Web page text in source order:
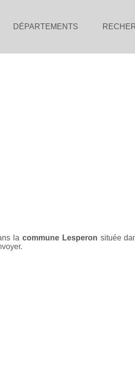
DÉPARTEMENTS
lacommune Lesperon située